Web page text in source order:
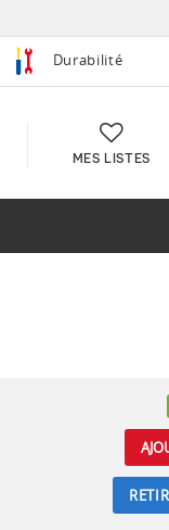
Durabilité
MES LISTES